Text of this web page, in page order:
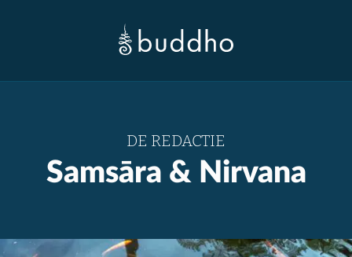
DE REDACTIE
Samsāra & Nirvana